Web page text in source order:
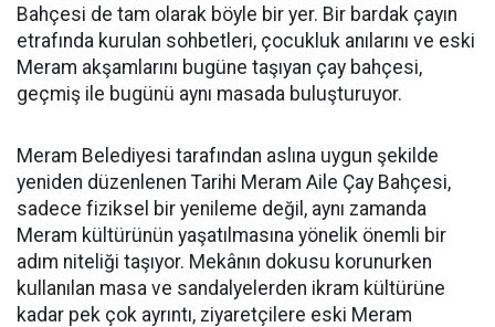
Bahçesi de tam olarak böyle bir yer. Bir bardak çayın
etrafında kurulan sohbetleri, çocukluk anılarını ve eski
Meram akşamlarını bugüne taşıyan çay bahçesi,
geçmiş ile bugünü aynı masada buluşturuyor.
Meram Belediyesi tarafından aslına uygun şekilde
yeniden düzenlenen Tarihi Meram Aile Çay Bahçesi,
sadece fiziksel bir yenileme değil, aynı zamanda
Meram kültürünün yaşatılmasına yönelik önemli bir
adım niteliği taşıyor. Mekânın dokusu korunurken
kullanılan masa ve sandalyelerden ikram kültürüne
kadar pek çok ayrıntı, ziyaretçilere eski Meram